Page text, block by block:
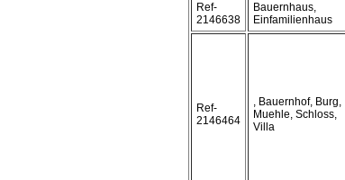
Ref-
2146638
Bauernhaus,
Einfamilienhaus
Ref-
2146464
, Bauernhof, Burg,
Muehle, Schloss,
Villa